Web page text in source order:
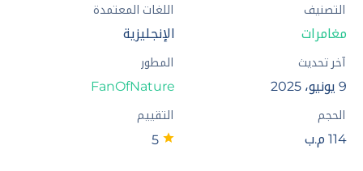
التصنيف
مغامرات
اللغات المعتمدة
الإنجليزية
آخر تحديث
9 يونيو، 2025
المطور
FanOfNature‏
الحجم
114 م.ب
التقييم